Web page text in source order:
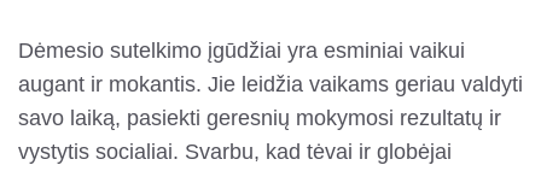
Dėmesio sutelkimo įgūdžiai yra esminiai vaikui
augant ir mokantis. Jie leidžia vaikams geriau valdyti
savo laiką, pasiekti geresnių mokymosi rezultatų ir
vystytis socialiai. Svarbu, kad tėvai ir globėjai